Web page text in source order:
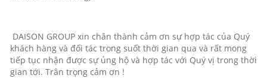
DAISON GROUP xin chân thành cảm ơn sự hợp tác của Quý
khách hàng và đối tác trong suốt thời gian qua và rất mong
tiếp tục nhận được sự ủng hộ và hợp tác với Quý vị trong thời
gian tới. Trân trọng cảm ơn !